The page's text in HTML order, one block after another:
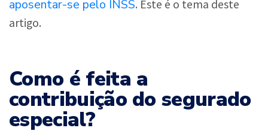
aposentar-se pelo INSS. Este é o tema deste
artigo.
Como é feita a
contribuição do segurado
especial?